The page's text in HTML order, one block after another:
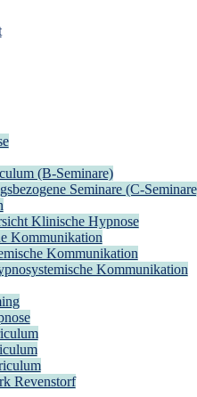
Tübingen
(B-Seminare)
Seminare (C-
Klinische Hypnose
Kommunikation
Kommunikation
Kommunikation
Revenstorf